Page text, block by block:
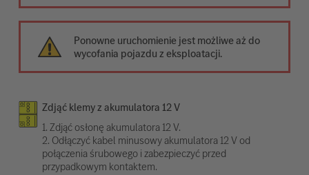
Ponowne uruchomienie jest możliwe aż do
wycofania pojazdu z eksploatacji.
Zdjąć klemy z akumulatora 12 V
1. Zdjąć osłonę akumulatora 12 V.
2. Odłączyć kabel minusowy akumulatora 12 V od
połączenia śrubowego i zabezpieczyć przed
przypadkowym kontaktem.